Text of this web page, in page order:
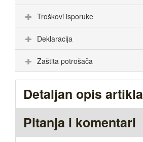
Troškovi isporuke
Deklaracija
Zaštita potrošača
Detaljan opis artikla
Pitanja i komentari